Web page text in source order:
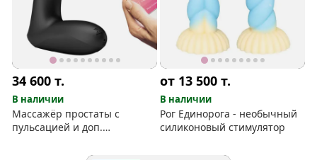
34 600т.
В наличии
Массажёр простаты с
пульсацией и доп.
от 13 500т.
В наличии
Рог Единорога - необычный
силиконовый стимулятор